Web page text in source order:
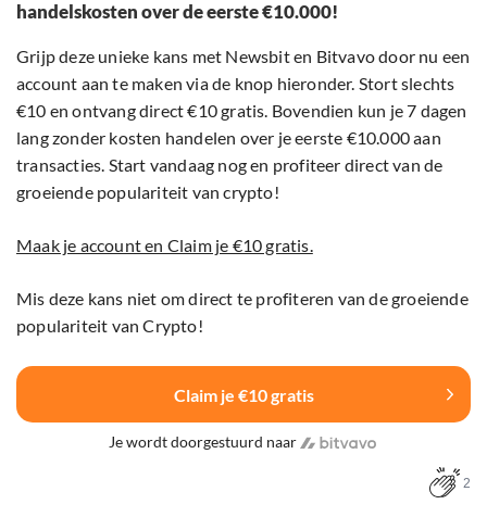
handelskosten over de eerste €10.000!
Grijp deze unieke kans met Newsbit en Bitvavo door nu een
account aan te maken via de knop hieronder. Stort slechts
€10 en ontvang direct €10 gratis. Bovendien kun je 7 dagen
lang zonder kosten handelen over je eerste €10.000 aan
transacties. Start vandaag nog en profiteer direct van de
groeiende populariteit van crypto!
Maak je account en Claim je €10 gratis.
Mis deze kans niet om direct te profiteren van de groeiende
populariteit van Crypto!
Claim je €10 gratis
Je wordt doorgestuurd naar
2